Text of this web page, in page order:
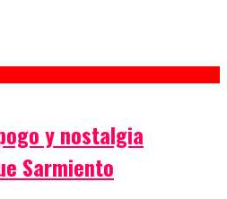
y nostalgia
Sarmiento